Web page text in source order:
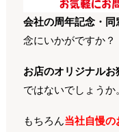
会社の周年記念・同
念にいかがですか？
お店のオリジナルお
ではないでしょうか
もちろん当社自慢の